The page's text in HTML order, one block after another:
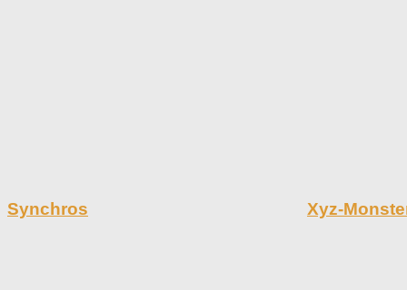
Synchros Xyz-